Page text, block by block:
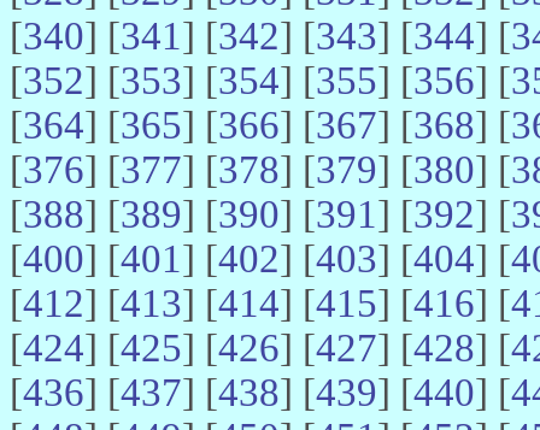
[340] [341] [342] [343] [344] [
[352] [353] [354] [355] [356] [
[364] [365] [366] [367] [368] [
[376] [377] [378] [379] [380] [
[388] [389] [390] [391] [392] [
[400] [401] [402] [403] [404] [
[412] [413] [414] [415] [416] [
[424] [425] [426] [427] [428] [
[436] [437] [438] [439] [440] [